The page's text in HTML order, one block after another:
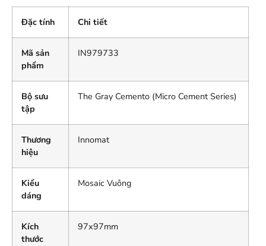
Đặc tính Chi tiết
Mã sản
phẩm
IN979733
Bộ sưu
tập
The Gray Cemento (Micro Cement Series)
Thương
hiệu
Innomat
Kiểu
dáng
Mosaic Vuông
Kích
thước
97x97mm